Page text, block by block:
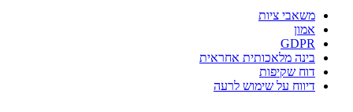
משאבי ציות
אמון
GDPR
בינה מלאכותית אחראית
דוח שקיפות
דיווח על שימוש לרעה